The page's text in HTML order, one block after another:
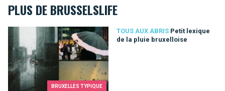
PLUS DE BRUSSELSLIFE
BRUXELLES TYPIQUE
TOUS AUX ABRIS Petit lexique
de la pluie bruxelloise
Petit lexique de la pluie bruxelloise